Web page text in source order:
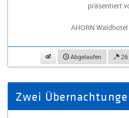
präsentiert
AHORN
beobachtenAbgelaufen 26